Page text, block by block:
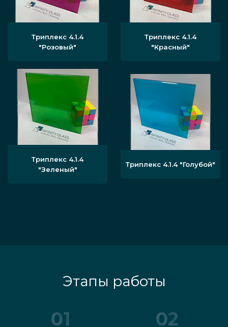
Триплекс 4.1.4
"Розовый"
Триплекс 4.1.4
"Красный"
Триплекс 4.1.4
"Зеленый"
Триплекс 4.1.4 "Голубой"
Этапы работы
01 02